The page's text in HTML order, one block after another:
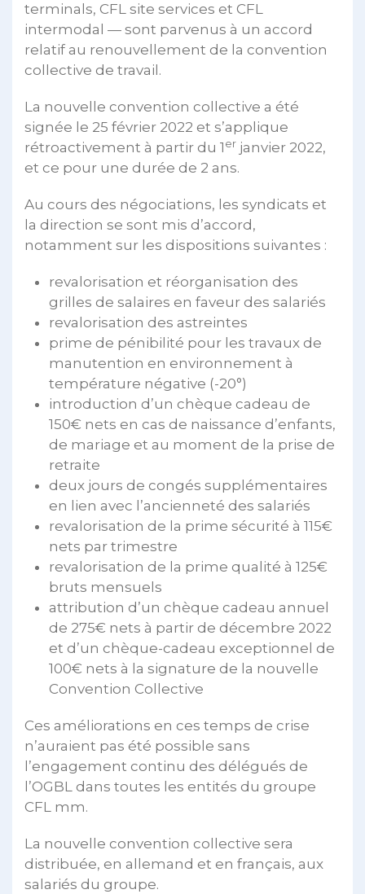
terminals, CFL site services et CFL
intermodal — sont parvenus à un accord
relatif au renouvellement de la convention
collective de travail.
La nouvelle convention collective a été
signée le 25 février 2022 et s’applique
rétroactivement à partir du 1 er janvier 2022,
et ce pour une durée de 2 ans.
Au cours des négociations, les syndicats et
la direction se sont mis d’accord,
notamment sur les dispositions suivantes :
revalorisation et réorganisation des
grilles de salaires en faveur des salariés
revalorisation des astreintes
prime de pénibilité pour les travaux de
manutention en environnement à
température négative (-20°)
introduction d’un chèque cadeau de
150€ nets en cas de naissance d’enfants,
de mariage et au moment de la prise de
retraite
deux jours de congés supplémentaires
en lien avec l’ancienneté des salariés
revalorisation de la prime sécurité à 115€
nets par trimestre
revalorisation de la prime qualité à 125€
bruts mensuels
attribution d’un chèque cadeau annuel
de 275€ nets à partir de décembre 2022
et d’un chèque-cadeau exceptionnel de
100€ nets à la signature de la nouvelle
Convention Collective
Ces améliorations en ces temps de crise
n’auraient pas été possible sans
l’engagement continu des délégués de
l’OGBL dans toutes les entités du groupe
CFL mm.
La nouvelle convention collective sera
distribuée, en allemand et en français, aux
salariés du groupe.